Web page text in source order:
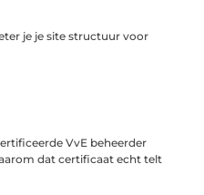
je je site structuur voor
VvE beheerder
dat certificaat echt telt